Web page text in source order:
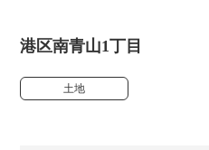
港区南青山1丁目
土地